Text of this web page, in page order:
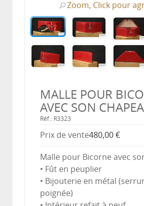
Zoom, Click pour
MALLE POUR
AVEC SON
Réf.: R3323
Prix ​​de vente480,00 €
Malle pour Bicorne avec
• Fût en peuplier
• Bijouterie en métal
poignée)